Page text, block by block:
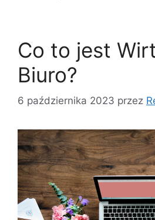
Co to jest
Biuro?
6 października 2023 przez